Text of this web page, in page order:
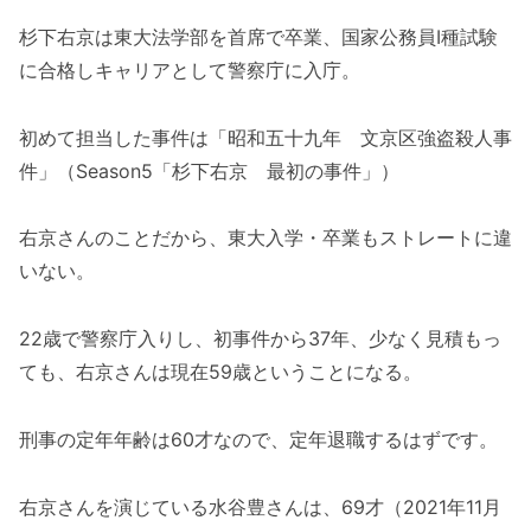
杉下右京は東大法学部を首席で卒業、国家公務員I種試験
に合格しキャリアとして警察庁に入庁。
初めて担当した事件は「昭和五十九年 文京区強盗殺人事
件」（Season5「杉下右京 最初の事件」）
右京さんのことだから、東大入学・卒業もストレートに違
いない。
22歳で警察庁入りし、初事件から37年、少なく見積もっ
ても、右京さんは現在59歳ということになる。
刑事の定年年齢は60才なので、定年退職するはずです。
右京さんを演じている水谷豊さんは、69才（2021年11月